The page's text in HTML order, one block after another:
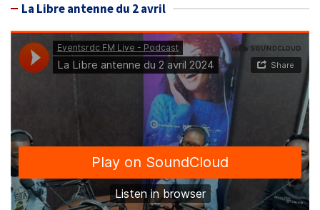
La Libre antenne du 2 avril